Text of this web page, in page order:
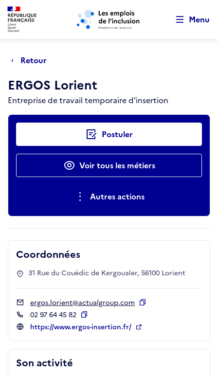
Aller au menu principal Aller au contenu principal
Menu
Retour
ERGOS Lorient
Entreprise de travail temporaire d'insertion
Actions rapides Postuler
Voir tous les métiers
Autres actions
Son activité
Coordonnées
31 Rue du Couëdic de Kergoualer, 56100 Lorient
ergos.lorient@actualgroup.com
02 97 64 45 82
Copier
https://www.ergos-insertion.fr/
Retour au début de la page
Panneau de gestion des cookies